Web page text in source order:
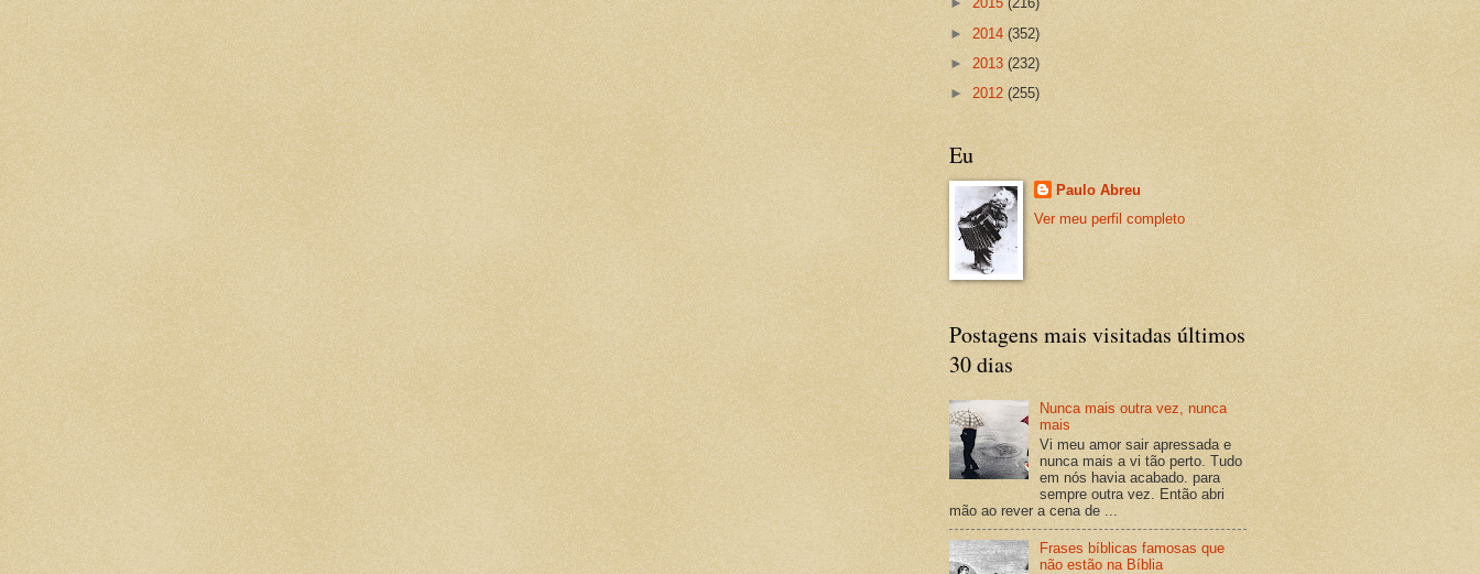
► 2014 (352)
► 2013 (232)
► 2012 (255)
Eu
Paulo Abreu
Ver meu perfil completo
Postagens mais visitadas últimos
30 dias
Nunca mais outra vez, nunca
mais
Vi meu amor sair apressada e
nunca mais a vi tão perto. Tudo
em nós havia acabado. para
sempre outra vez. Então abri
mão ao rever a cena de ...
Frases bíblicas famosas que
não estão na Bíblia